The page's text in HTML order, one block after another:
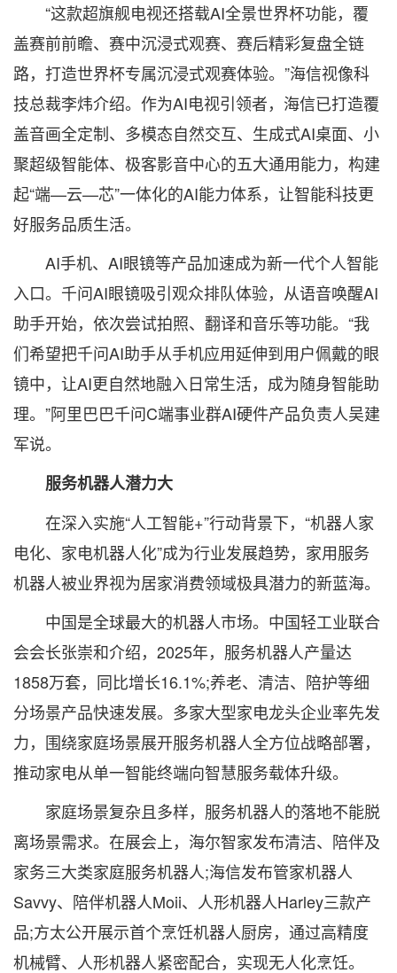
“这款超旗舰电视还搭载AI全景世界杯功能，覆
盖赛前前瞻、赛中沉浸式观赛、赛后精彩复盘全链
路，打造世界杯专属沉浸式观赛体验。”海信视像科
技总裁李炜介绍。作为AI电视引领者，海信已打造覆
盖音画全定制、多模态自然交互、生成式AI桌面、小
聚超级智能体、极客影音中心的五大通用能力，构建
起“端—云—芯”一体化的AI能力体系，让智能科技更
好服务品质生活。
AI手机、AI眼镜等产品加速成为新一代个人智能
入口。千问AI眼镜吸引观众排队体验，从语音唤醒AI
助手开始，依次尝试拍照、翻译和音乐等功能。“我
们希望把千问AI助手从手机应用延伸到用户佩戴的眼
镜中，让AI更自然地融入日常生活，成为随身智能助
理。”阿里巴巴千问C端事业群AI硬件产品负责人吴建
军说。
服务机器人潜力大
在深入实施“人工智能+”行动背景下，“机器人家
电化、家电机器人化”成为行业发展趋势，家用服务
机器人被业界视为居家消费领域极具潜力的新蓝海。
中国是全球最大的机器人市场。中国轻工业联合
会会长张崇和介绍，2025年，服务机器人产量达
1858万套，同比增长16.1%;养老、清洁、陪护等细
分场景产品快速发展。多家大型家电龙头企业率先发
力，围绕家庭场景展开服务机器人全方位战略部署，
推动家电从单一智能终端向智慧服务载体升级。
家庭场景复杂且多样，服务机器人的落地不能脱
离场景需求。在展会上，海尔智家发布清洁、陪伴及
家务三大类家庭服务机器人;海信发布管家机器人
Savvy、陪伴机器人Moii、人形机器人Harley三款产
品;方太公开展示首个烹饪机器人厨房，通过高精度
机械臂、人形机器人紧密配合，实现无人化烹饪。